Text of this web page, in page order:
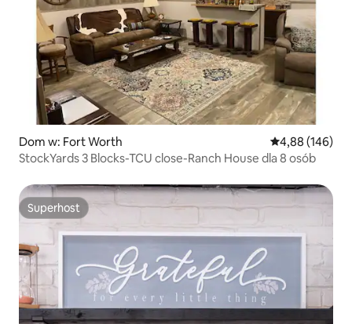
Dom w: Fort Worth Średnia
4,88 (146)
StockYards 3 Blocks-TCU close-Ranch House dla 8 osób
Superhost
Superhost